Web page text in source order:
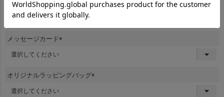
須
)
ししゅうするお名前
メッセージカード
)
オリジナルラッピングバッグ